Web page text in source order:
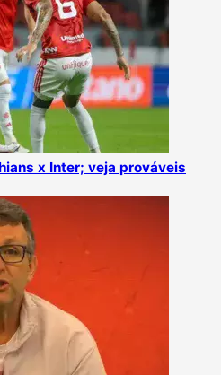
x Inter; veja prováveis